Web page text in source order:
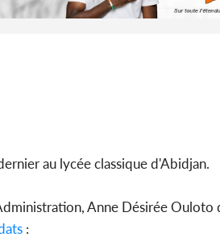
au lycée classique d'Abidjan.
Anne Désirée Ouloto
:
SOCIÉTÉ
: Préparatifs de
Scolaire 2026-
Côte